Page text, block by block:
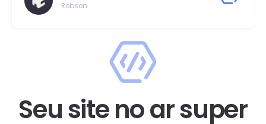
Robson
Seu site no ar super